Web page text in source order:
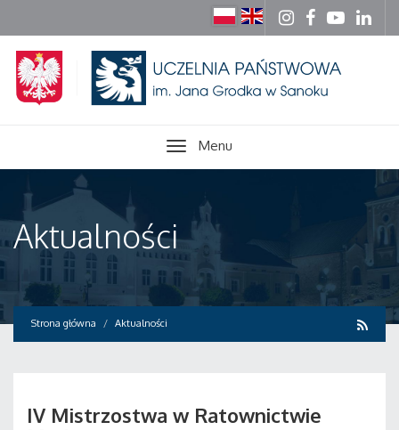
Menu
Aktualności
Strona główna Aktualności
IV Mistrzostwa w Ratownictwie